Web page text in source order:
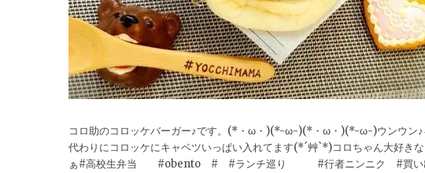
コロ助のコロッケバーガー♪です。(*・ω・)(*-ω-)(*・ω・)(*-ω-)ウンウン♪
代わりにコロッケにキャベツいっぱい入れてます(*´艸`*)コロちゃん大好
ぁ#高校生弁当 #obento # #ランチ巡り #行者ニンニク #買い